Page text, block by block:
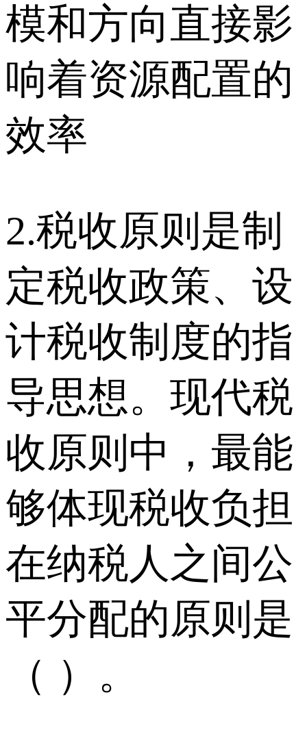
模和方向直接影
响着资源配置的
效率
2.税收原则是制
定税收政策、设
计税收制度的指
导思想。现代税
收原则中，最能
够体现税收负担
在纳税人之间公
平分配的原则是
（ ）。